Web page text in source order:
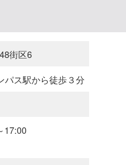
街区6
パス駅から徒歩３分
17:00